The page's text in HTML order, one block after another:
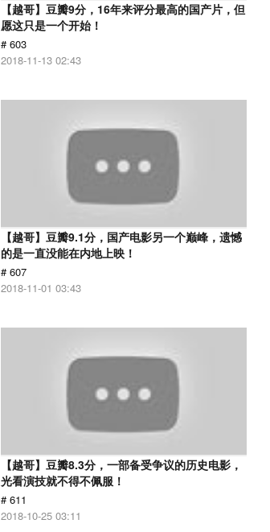
【越哥】豆瓣9分，16年来评分最高的国产片，但
愿这只是一个开始！
# 603
2018-11-13 02:43
【越哥】豆瓣9.1分，国产电影另一个巅峰，遗憾
的是一直没能在内地上映！
# 607
2018-11-01 03:43
【越哥】豆瓣8.3分，一部备受争议的历史电影，
光看演技就不得不佩服！
# 611
2018-10-25 03:11